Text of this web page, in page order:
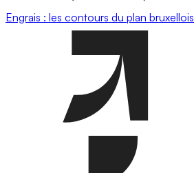
Engrais : les contours du plan bruxellois